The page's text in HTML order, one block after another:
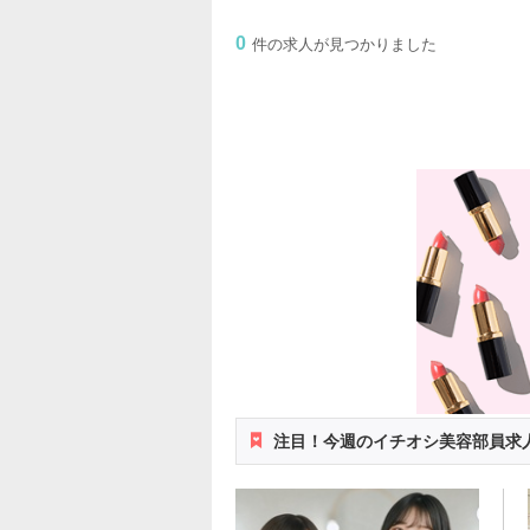
0 件の求人が見つかりました
注目！今週のイチオシ美容部員求